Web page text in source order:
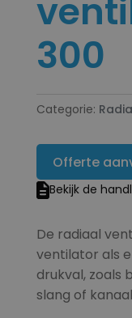
300
Categorie:
Offerte
Bekijk de
De radiaal
ventilator als
drukval, zoals
slang of